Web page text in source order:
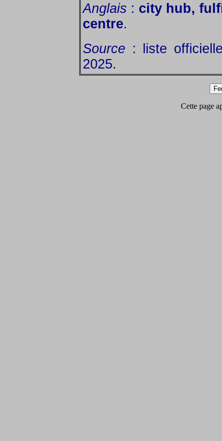
Anglais : city hub,
centre.
Source : liste
2025.
Cette page